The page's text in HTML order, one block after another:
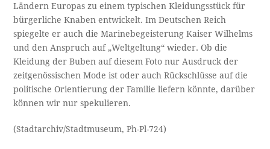
Ländern Europas zu einem typischen Kleidungsstück für
bürgerliche Knaben entwickelt. Im Deutschen Reich
spiegelte er auch die Marinebegeisterung Kaiser Wilhelms
und den Anspruch auf „Weltgeltung“ wieder. Ob die
Kleidung der Buben auf diesem Foto nur Ausdruck der
zeitgenössischen Mode ist oder auch Rückschlüsse auf die
politische Orientierung der Familie liefern könnte, darüber
können wir nur spekulieren.
(Stadtarchiv/Stadtmuseum, Ph-Pl-724)